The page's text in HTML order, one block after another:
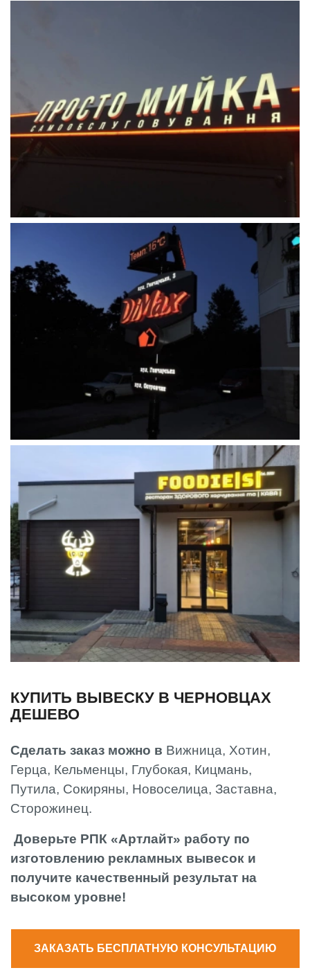
КУПИТЬ ВЫВЕСКУ В ЧЕРНОВЦАХ
ДЕШЕВО
Сделать заказ можно в Вижница, Хотин,
Герца, Кельменцы, Глубокая, Кицмань,
Путила, Сокиряны, Новоселица, Заставна,
Сторожинец.
Доверьте РПК «Артлайт» работу по
изготовлению рекламных вывесок и
получите качественный результат на
высоком уровне!
ЗАКАЗАТЬ БЕСПЛАТНУЮ КОНСУЛЬТАЦИЮ